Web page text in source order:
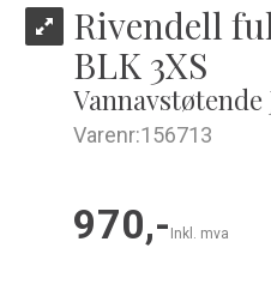
Rivendell
BLK 3XS
Vannavstøtende
Varenr:156713
970,- Inkl. mva